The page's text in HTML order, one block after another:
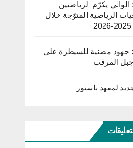
الوالي يكرّم الرياضيين
الرياضية المتوّجة خلال
جهود مضنية للسيطرة على
المرقب
لمعهد باستور